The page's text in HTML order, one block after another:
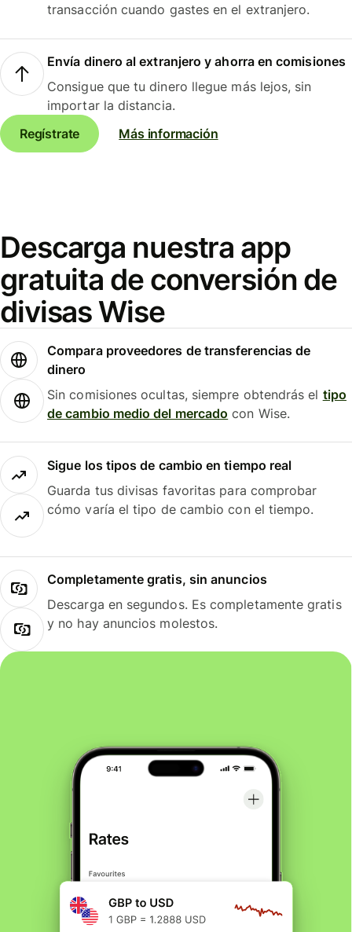
transacción cuando gastes en el extranjero.
Envía dinero al extranjero y ahorra en comisiones
Consigue que tu dinero llegue más lejos, sin
importar la distancia.
Regístrate
Más información
Descarga nuestra app
gratuita de conversión de
divisas Wise
Compara proveedores de transferencias de
dinero
Sin comisiones ocultas, siempre obtendrás el tipo
de cambio medio del mercado con Wise.
Sigue los tipos de cambio en tiempo real
Guarda tus divisas favoritas para comprobar
cómo varía el tipo de cambio con el tiempo.
Completamente gratis, sin anuncios
Descarga en segundos. Es completamente gratis
y no hay anuncios molestos.